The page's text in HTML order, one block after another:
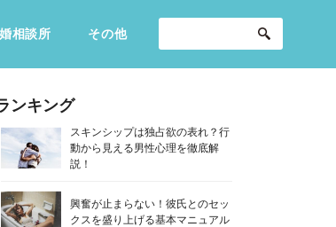
相談所 その他
ンキング
スキンシップは独占欲の表れ？行
動から見える男性心理を徹底解
説！
興奮が止まらない！彼氏とのセッ
クスを盛り上げる基本マニュアル